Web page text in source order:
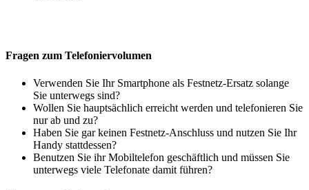
Fragen zum Telefoniervolumen
Verwenden Sie Ihr Smartphone als Festnetz-Ersatz solange
Sie unterwegs sind?
Wollen Sie hauptsächlich erreicht werden und telefonieren Sie
nur ab und zu?
Haben Sie gar keinen Festnetz-Anschluss und nutzen Sie Ihr
Handy stattdessen?
Benutzen Sie ihr Mobiltelefon geschäftlich und müssen Sie
unterwegs viele Telefonate damit führen?